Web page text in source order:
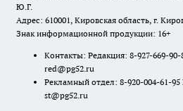
Ю.Г.
Адрес: 610001, Кировская область, г.
Знак информационной продукции: 16+
Контакты: Редакция: 8-927-669-
red@pg52.ru
Рекламный отдел: 8-920-004-61-
st@pg52.ru